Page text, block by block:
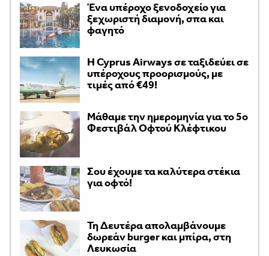
Ένα υπέροχο ξενοδοχείο για
ξεχωριστή διαμονή, σπα και
φαγητό
H Cyprus Airways σε ταξιδεύει σε
υπέροχους προορισμούς, με
τιμές από €49!
Μάθαμε την ημερομηνία για το 5ο
Φεστιβάλ Οφτού Κλέφτικου
Σου έχουμε τα καλύτερα στέκια
για οφτό!
Τη Δευτέρα απολαμβάνουμε
δωρεάν burger και μπίρα, στη
Λευκωσία